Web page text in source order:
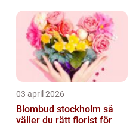
03 april 2026
Blombud stockholm så
väljer du rätt florist för